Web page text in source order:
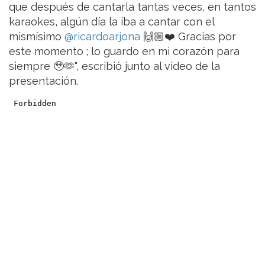
que después de cantarla tantas veces, en tantos
karaokes, algún día la iba a cantar con el
mismísimo @ricardoarjona 🙌🏼❤️ Gracias por
este momento ; lo guardo en mi corazón para
siempre 🥹🫶", escribió junto al video de la
presentación.